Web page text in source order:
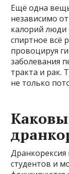
Ещё одна
независимо
калорий люди
спиртное всё
провоцируя
заболевания
тракта и рак.
не только
Дранкорексия
студентов и